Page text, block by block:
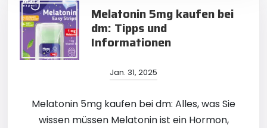
Melatonin 5mg kaufen bei
dm: Tipps und
Informationen
Jan. 31, 2025
Melatonin 5mg kaufen bei dm: Alles, was Sie
wissen müssen Melatonin ist ein Hormon,